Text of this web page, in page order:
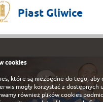
Piast Gliwice
cookies
które są niezbędne do tego, aby
mogły korzystać z dostępnych
również plików cookies